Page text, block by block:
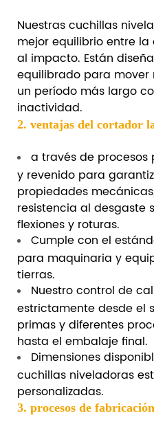
Nuestras cuchillas
mejor equilibrio entre
al impacto. Están
equilibrado para
un período más largo
inactividad.
2. ventajas del cortador
a través de procesos
y revenido para
propiedades
resistencia al desgaste
flexiones y roturas.
Cumple con el
para maquinaria y
tierras.
Nuestro control de
estrictamente desde el
primas y diferentes
hasta el embalaje final.
Dimensiones
cuchillas niveladoras
personalizadas.
3. procesos de fabricación